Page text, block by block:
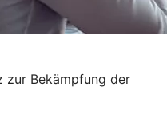
zur Bekämpfung der